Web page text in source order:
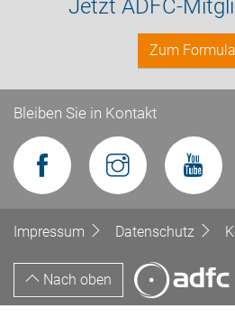
Jetzt ADFC-
Zum
Bleiben Sie in Kontakt
Impressum Datenschutz
Nach oben